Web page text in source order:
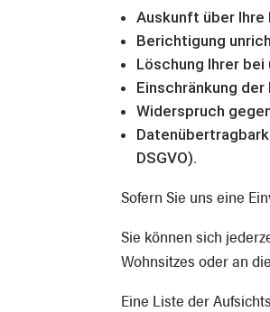
Auskunft über Ihre
Berichtigung
Löschung Ihrer
Einschränkung
Widerspruch
DSGVO).
Sofern Sie uns eine
Sie können sich
Wohnsitzes oder an
Eine Liste der